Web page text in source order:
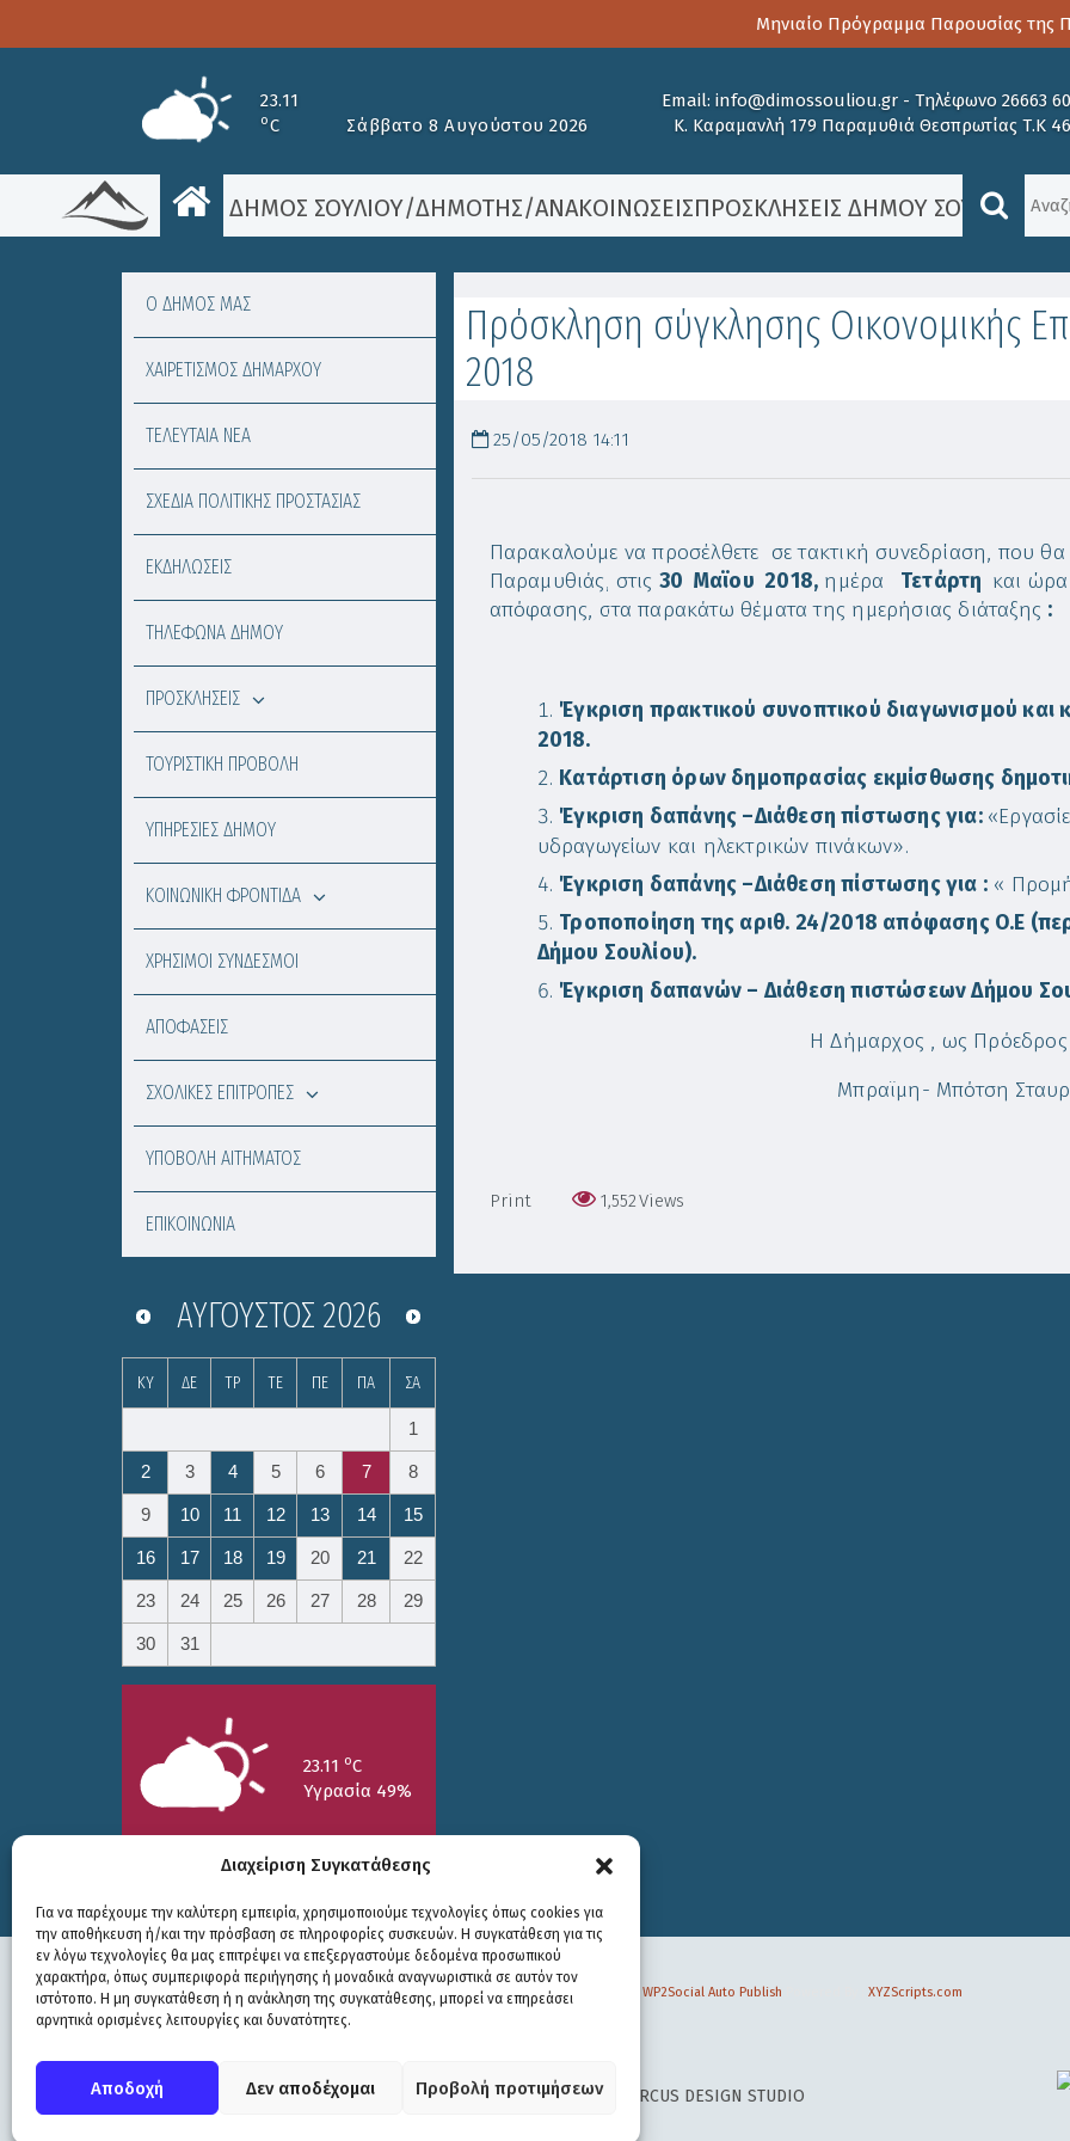
Διαχείριση Συγκατάθεσης
Για να παρέχουμε την καλύτερη εμπειρία, χρησιμοποιούμε τεχνολογίες όπως cookies για
την αποθήκευση ή/και την πρόσβαση σε πληροφορίες συσκευών. Η συγκατάθεση για τις
εν λόγω τεχνολογίες θα μας επιτρέψει να επεξεργαστούμε δεδομένα προσωπικού
χαρακτήρα, όπως συμπεριφορά περιήγησης ή μοναδικά αναγνωριστικά σε αυτόν τον
ιστότοπο. Η μη συγκατάθεση ή η ανάκληση της συγκατάθεσης, μπορεί να επηρεάσει
αρνητικά ορισμένες λειτουργίες και δυνατότητες.
Αποδοχή Δεν αποδέχομαι Προβολή προτιμήσεων
Μηνιαίο Πρόγραμμα Παρουσίας της
23.11
oC Σάββατο 8 Αυγούστου 2026
Email: info@dimossouliou.gr - Τηλέφωνο 26663
Κ. Καραμανλή 179 Παραμυθιά Θεσπρωτίας Τ.Κ
ΔΗΜΟΣ ΣΟΥΛΙΟΥ/ΔΗΜΟΤΗΣ/ΑΝΑΚΟΙΝΏΣΕΙΣΠΡΟΣΚΛΉΣΕΙΣ ΔΉΜΟΥ ΣΟΥΛΊΟΥ /
Πρόσκληση σύγκλησης Οικονομικής
2018
25/05/2018 14:11
Παρακαλούμε να προσέλθετε σε τακτική συνεδρίαση, που θα
Παραμυθιάς, στις 30 Mαϊου 2018, ημέρα Τετάρτη και ώρα
απόφασης, στα παρακάτω θέματα της ημερήσιας διάταξης :
Έγκριση πρακτικού συνοπτικού διαγωνισμού
2018.
Κατάρτιση όρων δημοπρασίας εκμίσθωσης
Έγκριση δαπάνης –Διάθεση πίστωσης για:
υδραγωγείων και ηλεκτρικών πινάκων».
Έγκριση δαπάνης –Διάθεση πίστωσης για :«
Τροποποίηση της αριθ. 24/2018 απόφασης Ο.Ε
Δήμου Σουλίου).
Έγκριση δαπανών – Διάθεση πιστώσεων Δήμου
Η Δήμαρχος , ως Πρόεδρος
Μπραϊμη- Μπότση
Print 1,552Views
Ο ΔΗΜΟΣ ΜΑΣ
ΧΑΙΡΕΤΙΣΜΟΣ ΔΗΜΑΡΧΟΥ
ΤΕΛΕΥΤΑΙΑ ΝΕΑ
ΣΧΕΔΙΑ ΠΟΛΙΤΙΚΗΣ ΠΡΟΣΤΑΣΙΑΣ
ΕΚΔΗΛΩΣΕΙΣ
ΤΗΛΕΦΩΝΑ ΔΗΜΟΥ
ΠΡΟΣΚΛΗΣΕΙΣ
ΤΟΥΡΙΣΤΙΚΗ ΠΡΟΒΟΛΗ
ΥΠΗΡΕΣΙΕΣ ΔΗΜΟΥ
ΚΟΙΝΩΝΙΚΗ ΦΡΟΝΤΙΔΑ
ΧΡΗΣΙΜΟΙ ΣΥΝΔΕΣΜΟΙ
ΑΠΟΦΑΣΕΙΣ
ΣΧΟΛΙΚΕΣ ΕΠΙΤΡΟΠΕΣ
ΥΠΟΒΟΛΗ ΑΙΤΗΜΑΤΟΣ
ΕΠΙΚΟΙΝΩΝΙΑ
ΑΎΓΟΥΣΤΟΣ 2026
ΚΥ ΔΕ ΤΡ ΤΕ ΠΕ ΠΑ ΣΑ
1
2 3 4 5 6 7 8
9 10 11 12 13 14 15
16 17 18 19 20 21 22
23 24 25 26 27 28 29
30 31
23.11 oC
Υγρασία 49%
25/7
15.73oC
26/7
17.99oC
27/7
20.94oC
© COPYRIGHT ΔΗΜΟΣ ΣΟΥΛΙΟΥ 2026
WEB DEVELOPMENT BYΕΓΚΡΙΤΟΣ GROUP| GRAPHICS DESIGN BY CIRCUS DESIGN STUDIO
WP2Social Auto Publish XYZScripts.com